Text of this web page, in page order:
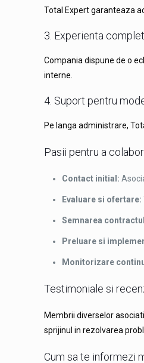
Total Expert garanteaza
3. Experienta
Compania dispune de o
interne.
4. Suport pentru
Pe langa administrare,
Pasii pentru a
Contact initial:
Evaluare si ofertare:
Semnarea
Preluare si
Monitorizare
Testimoniale si
Membrii diverselor
sprijinul in rezolvarea
Cum sa te informezi